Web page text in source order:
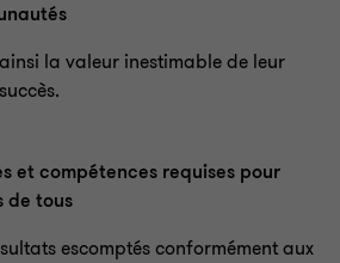
la valeur inestimable de leur
et compétences requises pour
de tous
escomptés conformément aux